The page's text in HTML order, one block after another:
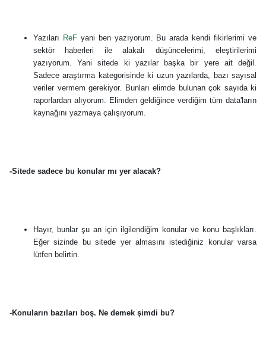
Yazıları ReF yani ben yazıyorum. Bu arada kendi fikirlerimi ve
sektör haberleri ile alakalı düşüncelerimi, eleştirilerimi
yazıyorum. Yani sitede ki yazılar başka bir yere ait değil.
Sadece araştırma kategorisinde ki uzun yazılarda, bazı sayısal
veriler vermem gerekiyor. Bunları elimde bulunan çok sayıda ki
raporlardan alıyorum. Elimden geldiğince verdiğim tüm data'ların
kaynağını yazmaya çalışıyorum.
-Sitede sadece bu konular mı yer alacak?
Hayır, bunlar şu an için ilgilendiğim konular ve konu başlıkları.
Eğer sizinde bu sitede yer almasını istediğiniz konular varsa
lütfen belirtin.
-Konuların bazıları boş. Ne demek şimdi bu?